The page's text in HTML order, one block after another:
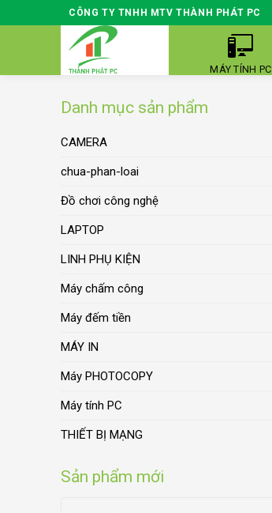
to
CÔNG TY TNHH MTV THÀNH PHÁT PC
MÁY TÍNH PC
Danh mục sản phẩm
CAMERA
chua-phan-loai
Đồ chơi công nghệ
LAPTOP
LINH PHỤ KIỆN
Máy chấm công
Máy đếm tiền
MÁY IN
Máy PHOTOCOPY
Máy tính PC
THIẾT BỊ MẠNG
Sản phẩm mới